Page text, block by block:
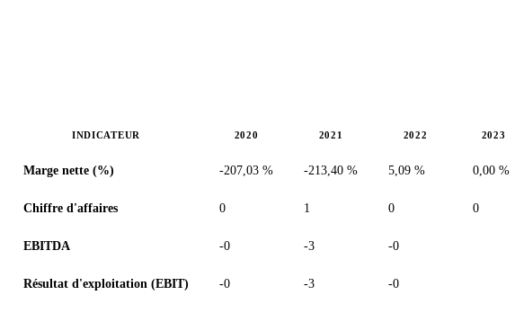
INDICATEUR 2020 2021 2022 2023
Marge nette (%) -207,03 % -213,40 % 5,09 % 0,00 %
Chiffre d'affaires 0 1 0 0
EBITDA -0 -3 -0
Résultat d'exploitation (EBIT) -0 -3 -0